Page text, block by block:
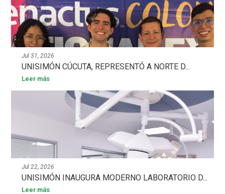
Jul 31, 2026
UNISIMÓN CÚCUTA, REPRESENTÓ A NORTE D...
Leer más
Jul 22, 2026
UNISIMÓN INAUGURA MODERNO LABORATORIO D...
Leer más